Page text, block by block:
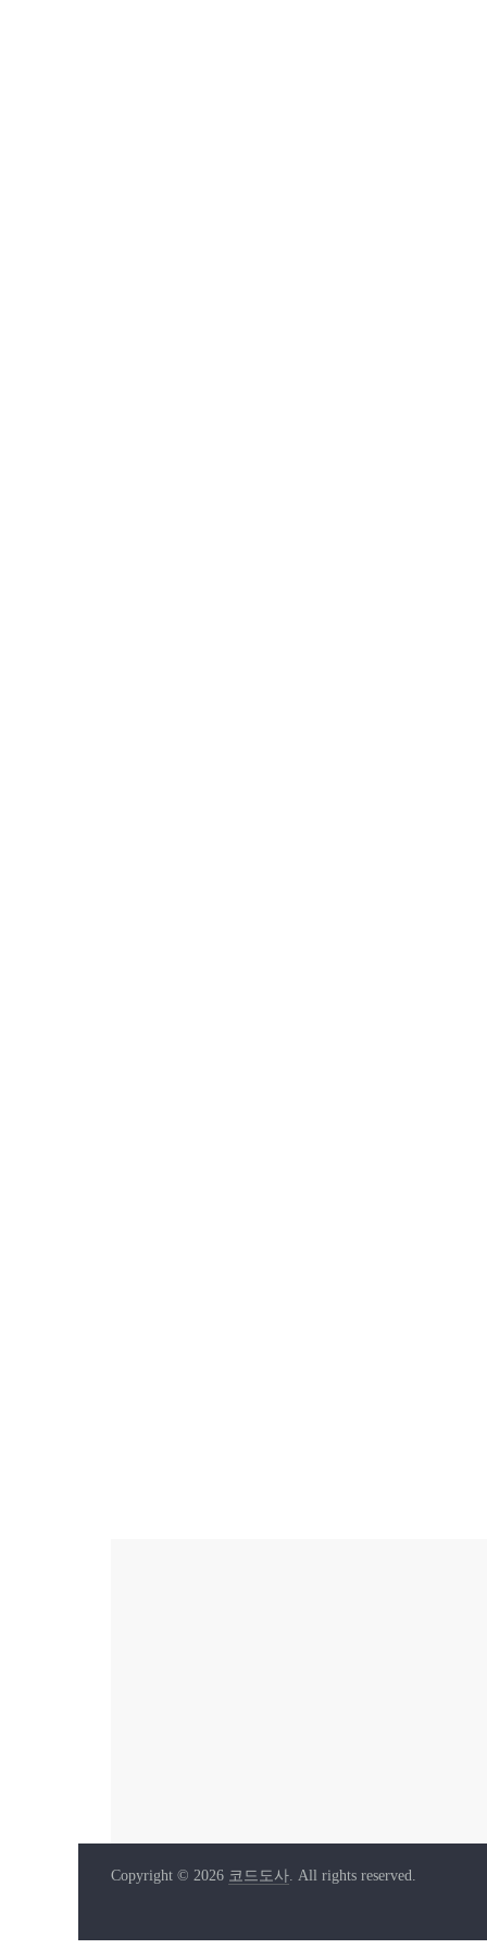
Copyright © 2026 코드도사. All rights reserved.